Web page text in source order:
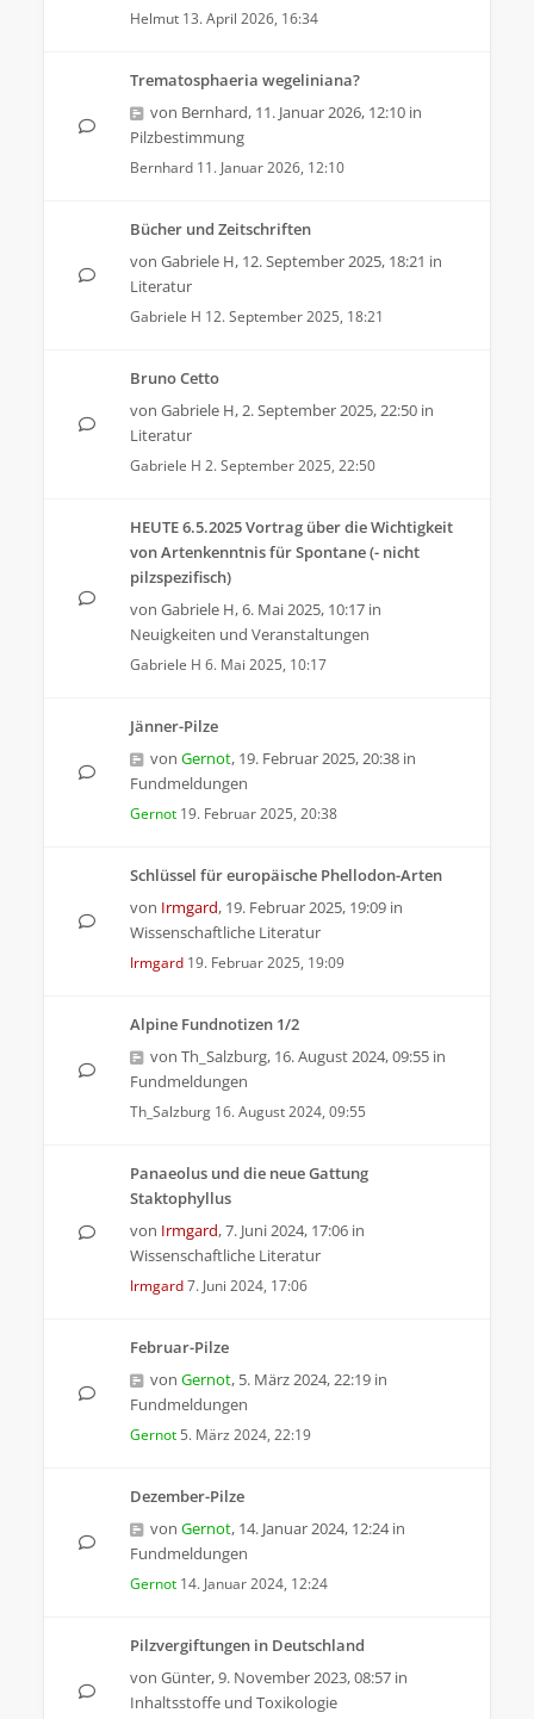
Helmut 13. April 2026, 16:34
Trematosphaeria wegeliniana?
von Bernhard, 11. Januar 2026, 12:10 in
Pilzbestimmung
Bernhard 11. Januar 2026, 12:10
Bücher und Zeitschriften
von Gabriele H, 12. September 2025, 18:21 in
Literatur
Gabriele H 12. September 2025, 18:21
Bruno Cetto
von Gabriele H,2. September 2025, 22:50 in
Literatur
Gabriele H 2. September 2025, 22:50
HEUTE 6.5.2025 Vortrag über die Wichtigkeit
von Artenkenntnis für Spontane (- nicht
pilzspezifisch)
von Gabriele H,6. Mai 2025, 10:17 in
Neuigkeiten und Veranstaltungen
Gabriele H 6. Mai 2025, 10:17
Jänner-Pilze
von Gernot, 19. Februar 2025, 20:38 in
Fundmeldungen
Gernot 19. Februar 2025, 20:38
Schlüssel für europäische Phellodon-Arten
von Irmgard, 19. Februar 2025, 19:09 in
Wissenschaftliche Literatur
Irmgard 19. Februar 2025, 19:09
Alpine Fundnotizen 1/2
von Th_Salzburg, 16. August 2024, 09:55 in
Fundmeldungen
Th_Salzburg 16. August 2024, 09:55
Panaeolus und die neue Gattung
Staktophyllus
von Irmgard,7. Juni 2024, 17:06 in
Wissenschaftliche Literatur
Irmgard7. Juni 2024, 17:06
Februar-Pilze
von Gernot, 5. März 2024, 22:19 in
Fundmeldungen
Gernot 5. März 2024, 22:19
Dezember-Pilze
von Gernot, 14. Januar 2024, 12:24in
Fundmeldungen
Gernot 14. Januar 2024, 12:24
Pilzvergiftungen in Deutschland
von Günter,9. November 2023, 08:57 in
Inhaltsstoffe und Toxikologie